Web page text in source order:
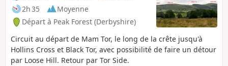
2h 35
Moyenne
Départ à Peak Forest (Derbyshire)
Circuit au départ de Mam Tor, le long de la crête jusqu'à
Hollins Cross et Black Tor, avec possibilité de faire un détour
par Loose Hill. Retour par Tor Side.